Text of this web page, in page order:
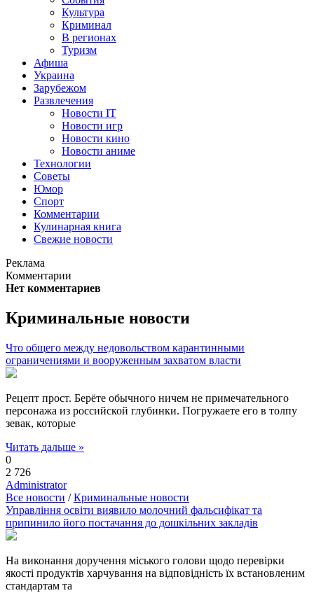
Культура
Криминал
В регионах
Туризм
Афиша
Украина
Зарубежом
Развлечения
Новости IT
Новости игр
Новости кино
Новости аниме
Технологии
Советы
Юмор
Спорт
Комментарии
Кулинарная книга
Свежие новости
Реклама
Комментарии
Нет комментариев
Криминальные новости
Что общего между недовольством карантинными
ограничениями и вооруженным захватом власти
Рецепт прост. Берёте обычного ничем не примечательного
персонажа из российской глубинки. Погружаете его в толпу
зевак, которые
Читать дальше »
0
2 726
Administrator
Все новости /Криминальные новости
Управління освіти виявило молочний фальсифікат та
припинило його постачання до дошкільних закладів
На виконання доручення міського голови щодо перевірки
якості продуктів харчування на відповідність їх встановленим
стандартам та